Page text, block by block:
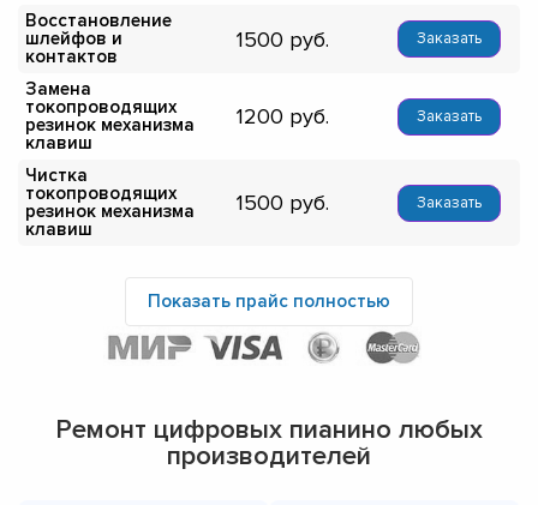
Восстановление
шлейфов и
контактов
1500 Заказать
Замена
токопроводящих
резинок механизма
клавиш
1200 Заказать
Чистка
токопроводящих
резинок механизма
клавиш
1500 Заказать
Показать прайс полностью
Ремонт цифровых пианино любых
производителей